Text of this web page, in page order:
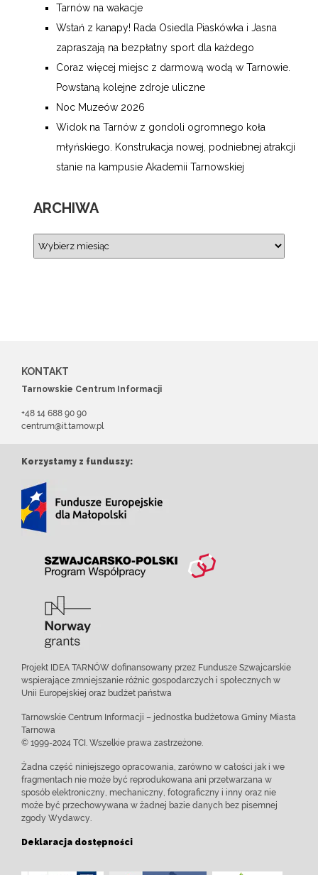
Tarnów na wakacje
Wstań z kanapy! Rada Osiedla Piaskówka i Jasna
zapraszają na bezpłatny sport dla każdego
Coraz więcej miejsc z darmową wodą w Tarnowie.
Powstaną kolejne zdroje uliczne
Noc Muzeów 2026
Widok na Tarnów z gondoli ogromnego koła
młyńskiego. Konstrukacja nowej, podniebnej atrakcji
stanie na kampusie Akademii Tarnowskiej
ARCHIWA
KONTAKT
Tarnowskie Centrum Informacji
+48 14 688 90 90
centrum@it.tarnow.pl
Korzystamy z funduszy:
Projekt IDEA TARNÓW dofinansowany przez Fundusze Szwajcarskie
wspierające zmniejszanie różnic gospodarczych i społecznych w
Unii Europejskiej oraz budżet państwa
Tarnowskie Centrum Informacji – jednostka budżetowa Gminy Miasta
Tarnowa
© 1999-2024 TCI. Wszelkie prawa zastrzeżone.
Żadna część niniejszego opracowania, zarówno w całości jak i we
fragmentach nie może być reprodukowana ani przetwarzana w
sposób elektroniczny, mechaniczny, fotograficzny i inny oraz nie
może być przechowywana w żadnej bazie danych bez pisemnej
zgody Wydawcy.
Deklaracja dostępności